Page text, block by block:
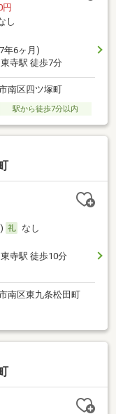
円
し
年6ヶ月)
寺駅 徒歩7分
南区四ツ塚町
駅から徒歩7分以内
なし
寺駅 徒歩10分
南区東九条松田町